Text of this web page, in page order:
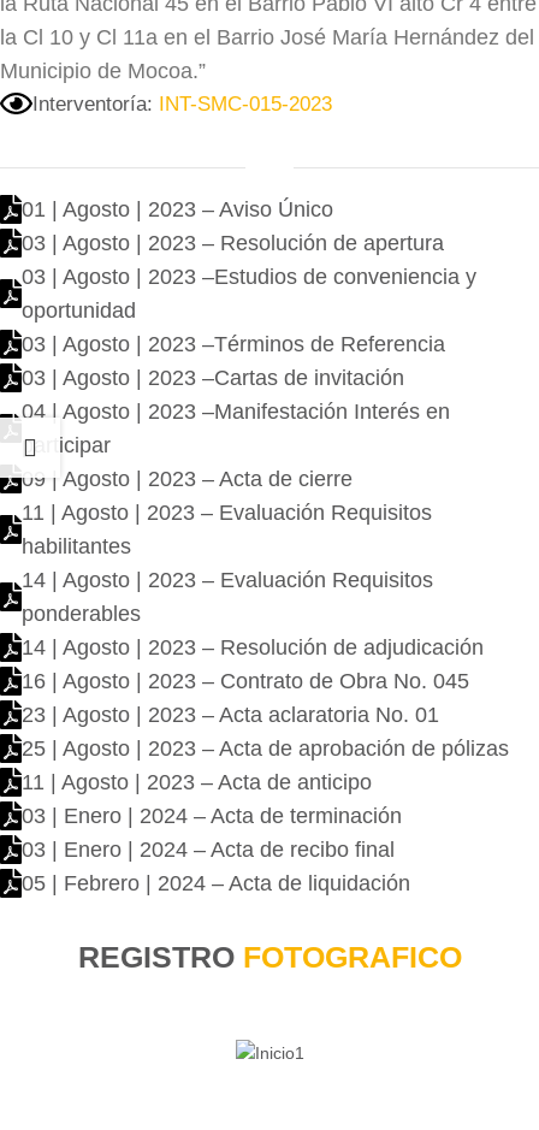
la Cl 10 y Cl 11a en el Barrio José María Hernández del
Municipio de Mocoa.”
Interventoría: INT-SMC-015-2023
01 | Agosto | 2023 – Aviso Único
03 | Agosto | 2023 – Resolución de apertura
03 | Agosto | 2023 –Estudios de conveniencia y
oportunidad
03 | Agosto | 2023 –Términos de Referencia
03 | Agosto | 2023 –Cartas de invitación
04 | Agosto | 2023 –Manifestación Interés en
participar
09 | Agosto | 2023 – Acta de cierre
11 | Agosto | 2023 – Evaluación Requisitos
habilitantes
14 | Agosto | 2023 – Evaluación Requisitos
ponderables
14 | Agosto | 2023 – Resolución de adjudicación
16 | Agosto | 2023 – Contrato de Obra No. 045
23 | Agosto | 2023 – Acta aclaratoria No. 01
25 | Agosto | 2023 – Acta de aprobación de pólizas
11 | Agosto | 2023 – Acta de anticipo
03 | Enero | 2024 – Acta de terminación
03 | Enero | 2024 – Acta de recibo final
05 | Febrero | 2024 – Acta de liquidación
REGISTRO FOTOGRAFICO